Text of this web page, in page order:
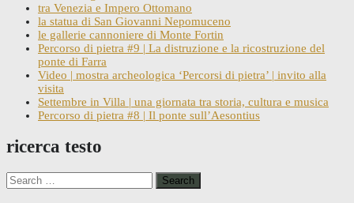
tra Venezia e Impero Ottomano
la statua di San Giovanni Nepomuceno
le gallerie cannoniere di Monte Fortin
Percorso di pietra #9 | La distruzione e la ricostruzione del
ponte di Farra
Video | mostra archeologica ‘Percorsi di pietra’ | invito alla
visita
Settembre in Villa | una giornata tra storia, cultura e musica
Percorso di pietra #8 | Il ponte sull’Aesontius
ricerca testo
Search
for: